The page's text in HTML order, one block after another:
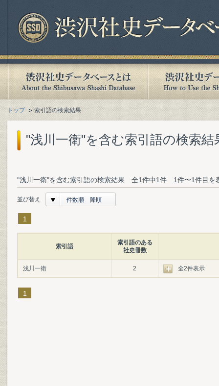
トップ 索引語の検索結果
"浅川一衛"を含む索引語の検索結
"浅川一衛"を含む索引語の検索結果 全1件中1件 1件〜1件目を
並び替え 件数順 降順
1
索引語
索引語のある
社史冊数
浅川一衛 2 全2件表示
1